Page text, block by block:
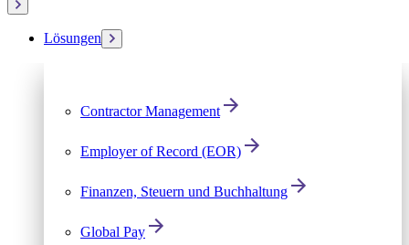
Lösungen
Contractor Management
Employer of Record (EOR)
Finanzen, Steuern und Buchhaltung
Global Pay